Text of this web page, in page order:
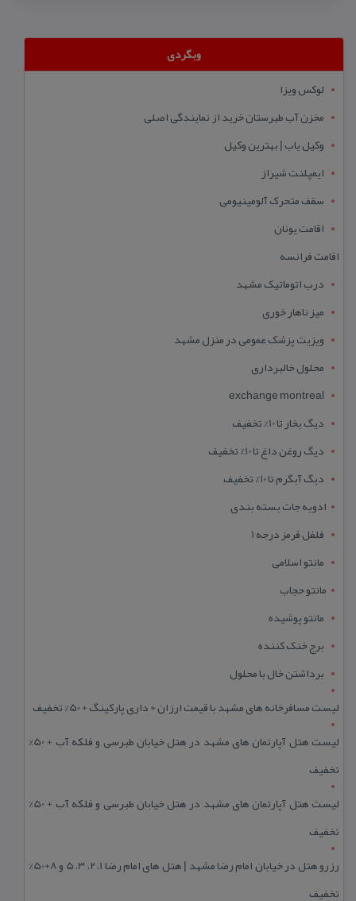
وبگردی
لوکس ویزا
مخزن آب طبرستان خرید از نمایندگی اصلی
وکیل یاب | بهترین وکیل
ایمپلنت شیراز
سقف متحرک آلومینیومی
اقامت یونان
اقامت فرانسه
درب اتوماتیک مشهد
میز ناهار خوری
ویزیت پزشک عمومی در منزل مشهد
محلول خالبرداری
exchange montreal
دیگ بخار تا 10% تخفیف
دیگ روغن داغ تا 10% تخفیف
دیگ آبگرم تا 10% تخفیف
ادویه جات بسته بندی
فلفل قرمز درجه 1
مانتو اسلامی
مانتو حجاب
مانتو پوشیده
برج خنک کننده
برداشتن خال با محلول
لیست مسافرخانه های مشهد با قیمت ارزان + داری پارکینگ + 50% تخفیف
لیست هتل آپارتمان های مشهد در هتل خیابان طبرسی و فلکه آب + 50%
تخفیف
لیست هتل آپارتمان های مشهد در هتل خیابان طبرسی و فلکه آب + 50%
تخفیف
رزرو هتل در خیابان امام رضا مشهد | هتل‌ های امام رضا 1، 2، 3، 5 و 8+50%
تخفیف